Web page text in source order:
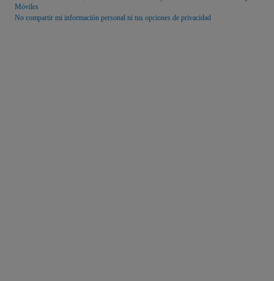
Móviles
No compartir mi información personal ni tus opciones de privacidad